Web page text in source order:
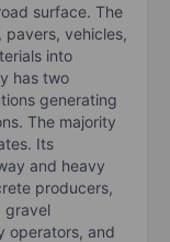
surface. The
vehicles,
into
has two
generating
The majority
Its
and heavy
producers,
gravel
operators, and